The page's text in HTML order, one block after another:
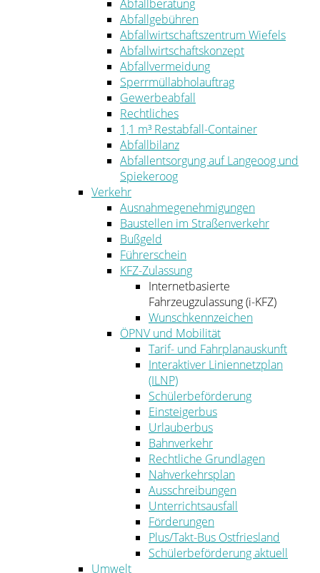
Abfallberatung
Abfallgebühren
Abfallwirtschaftszentrum Wiefels
Abfallwirtschaftskonzept
Abfallvermeidung
Sperrmüllabholauftrag
Gewerbeabfall
Rechtliches
1,1 m³ Restabfall-Container
Abfallbilanz
Abfallentsorgung auf Langeoog und
Spiekeroog
Verkehr
Ausnahmegenehmigungen
Baustellen im Straßenverkehr
Bußgeld
Führerschein
KFZ-Zulassung
Internetbasierte
Fahrzeugzulassung (i-KFZ)
Wunschkennzeichen
ÖPNV und Mobilität
Tarif- und Fahrplanauskunft
Interaktiver Liniennetzplan
(ILNP)
Schülerbeförderung
Einsteigerbus
Urlauberbus
Bahnverkehr
Rechtliche Grundlagen
Nahverkehrsplan
Ausschreibungen
Unterrichtsausfall
Förderungen
Plus/Takt-Bus Ostfriesland
Schülerbeförderung aktuell
Umwelt